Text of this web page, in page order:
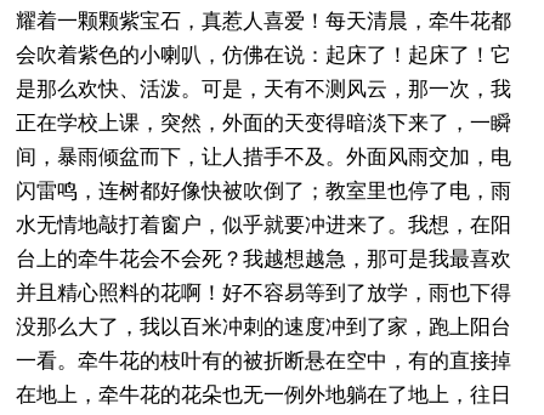
耀着一颗颗紫宝石，真惹人喜爱！每天清晨，牵牛花都
会吹着紫色的小喇叭，仿佛在说：起床了！起床了！它
是那么欢快、活泼。可是，天有不测风云，那一次，我
正在学校上课，突然，外面的天变得暗淡下来了，一瞬
间，暴雨倾盆而下，让人措手不及。外面风雨交加，电
闪雷鸣，连树都好像快被吹倒了；教室里也停了电，雨
水无情地敲打着窗户，似乎就要冲进来了。我想，在阳
台上的牵牛花会不会死？我越想越急，那可是我最喜欢
并且精心照料的花啊！好不容易等到了放学，雨也下得
没那么大了，我以百米冲刺的速度冲到了家，跑上阳台
一看。牵牛花的枝叶有的被折断悬在空中，有的直接掉
在地上，牵牛花的花朵也无一例外地躺在了地上，往日